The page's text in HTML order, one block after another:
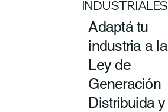
INDUSTRIALES
Adaptá tu
industria a la
Ley de
Generación
Distribuida y